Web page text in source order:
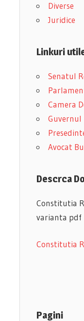
Diverse
Juridice
Linkuri
Senatul
Camera
Guvernul
Avocat
Descrca
Constitutia
varianta pdf
Constitutia
Pagini